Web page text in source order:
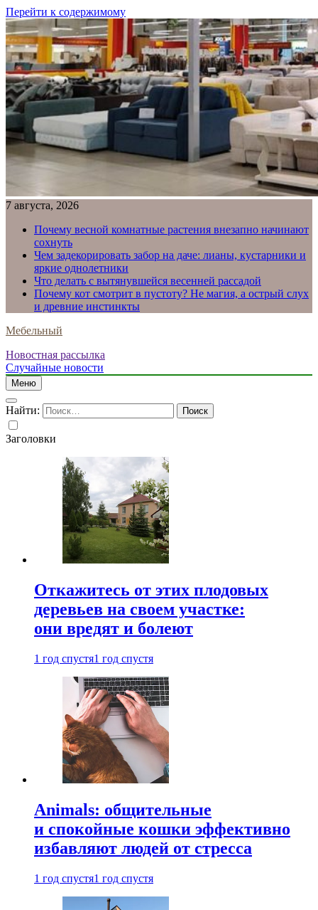
Перейти к содержимому
7 августа, 2026
Почему весной комнатные растения внезапно начинают
сохнуть
Чем задекорировать забор на даче: лианы, кустарники и
яркие однолетники
Что делать с вытянувшейся весенней рассадой
Почему кот смотрит в пустоту? Не магия, а острый слух
и древние инстинкты
Мебельный
Новостная рассылка
Случайные новости
Меню
Найти:
Заголовки
Откажитесь от этих плодовых
деревьев на своем участке:
они вредят и болеют
1 год спустя1 год спустя
Animals: общительные
и спокойные кошки эффективно
избавляют людей от стресса
1 год спустя1 год спустя